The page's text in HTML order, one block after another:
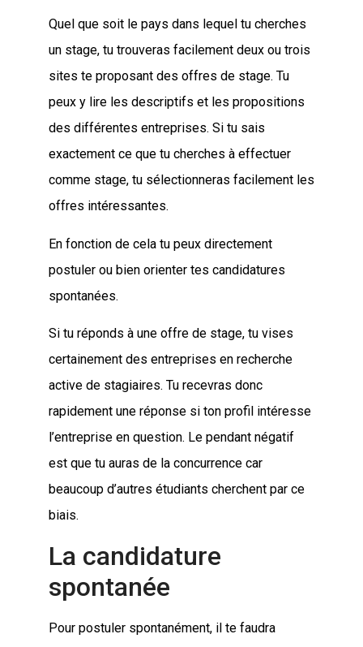
Quel que soit le pays dans lequel tu cherches
un stage, tu trouveras facilement deux ou trois
sites te proposant des offres de stage. Tu
peux y lire les descriptifs et les propositions
des différentes entreprises. Si tu sais
exactement ce que tu cherches à effectuer
comme stage, tu sélectionneras facilement les
offres intéressantes.
En fonction de cela tu peux directement
postuler ou bien orienter tes candidatures
spontanées.
Si tu réponds à une offre de stage, tu vises
certainement des entreprises en recherche
active de stagiaires. Tu recevras donc
rapidement une réponse si ton profil intéresse
l’entreprise en question. Le pendant négatif
est que tu auras de la concurrence car
beaucoup d’autres étudiants cherchent par ce
biais.
La candidature
spontanée
Pour postuler spontanément, il te faudra